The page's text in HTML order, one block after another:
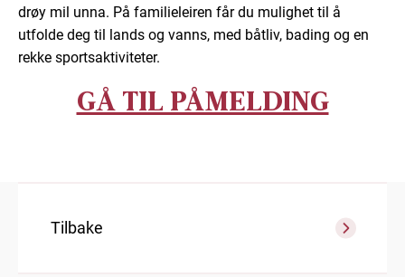
drøy mil unna. På familieleiren får du mulighet til å
utfolde deg til lands og vanns, med båtliv, bading og en
rekke sportsaktiviteter.
GÅ TIL PÅMELDING
Tilbake